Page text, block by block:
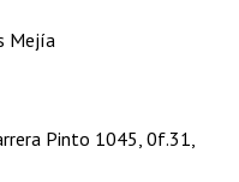
Mejía
Pinto 1045, 0f.31,